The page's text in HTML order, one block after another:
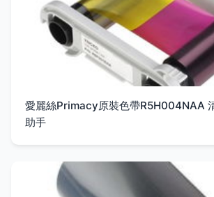
愛麗絲Primacy原裝色帶R5H004NAA
助手